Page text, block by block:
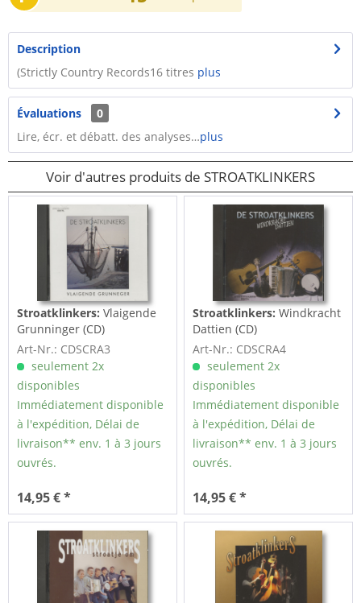
Description
(Strictly Country Records16 titres plus
Évaluations
0
Lire, écr. et débatt. des analyses…plus
Voir d'autres produits de STROATKLINKERS
Stroatklinkers: Vlaigende
Grunninger (CD)
Art-Nr.: CDSCRA3
seulement 2x
disponibles
Immédiatement disponible
à l'expédition, Délai de
livraison** env. 1 à 3 jours
ouvrés.
14,95 € *
Stroatklinkers: Windkracht
Dattien (CD)
Art-Nr.: CDSCRA4
seulement 2x
disponibles
Immédiatement disponible
à l'expédition, Délai de
livraison** env. 1 à 3 jours
ouvrés.
14,95 € *